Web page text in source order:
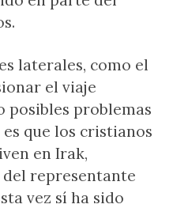
laterales, como el
el viaje
posibles problemas
que los cristianos
en Irak,
representante
vez sí ha sido